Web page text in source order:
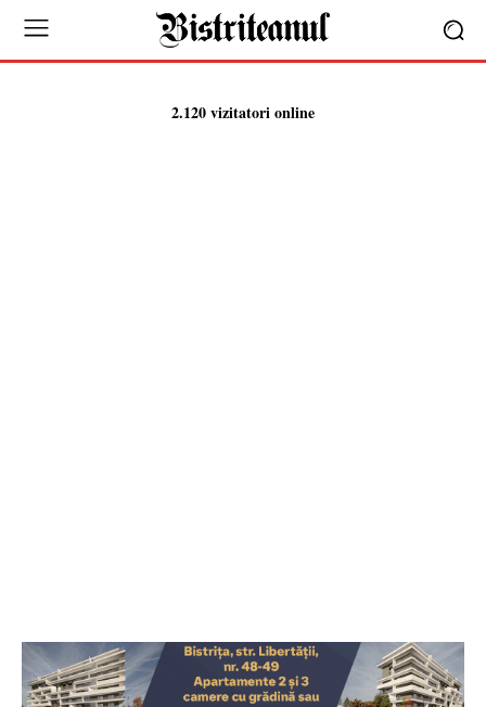
2.120 vizitatori online